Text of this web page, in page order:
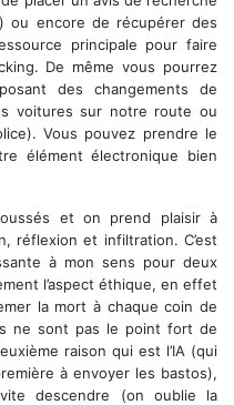
ou encore de récupérer des
principale pour faire
De même vous pourrez
des changements de
voitures sur notre route ou
Vous pouvez prendre le
élément électronique bien
et on prend plaisir à
réflexion et infiltration. C’est
à mon sens pour deux
l’aspect éthique, en effet
la mort à chaque coin de
ne sont pas le point fort de
raison qui est l’IA (qui
à envoyer les bastos),
descendre (on oublie la